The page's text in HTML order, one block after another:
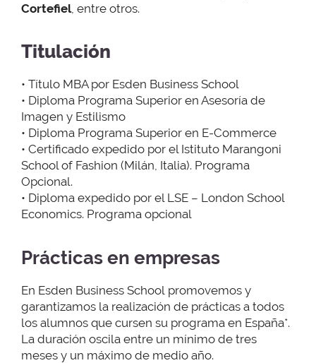
Cortefiel, entre otros.
Titulación
• Título MBA por Esden Business School
• Diploma Programa Superior en Asesoría de
Imagen y Estilismo
• Diploma Programa Superior en E-Commerce
• Certificado expedido por el Istituto Marangoni
School of Fashion (Milán, Italia). Programa
Opcional.
• Diploma expedido por el LSE – London School
Economics. Programa opcional
Prácticas en empresas
En Esden Business School promovemos y
garantizamos la realización de prácticas a todos
los alumnos que cursen su programa en España*.
La duración oscila entre un mínimo de tres
meses y un máximo de medio año.